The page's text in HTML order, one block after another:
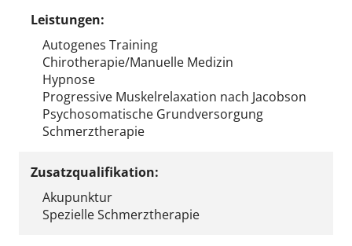
Leistungen:
Autogenes Training
Chirotherapie/Manuelle Medizin
Hypnose
Progressive Muskelrelaxation nach Jacobson
Psychosomatische Grundversorgung
Schmerztherapie
Zusatzqualifikation:
Akupunktur
Spezielle Schmerztherapie